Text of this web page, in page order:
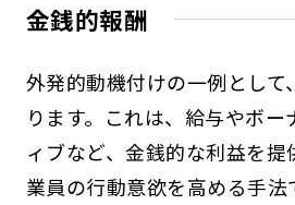
金銭的報酬
外発的動機付けの一例として
ります。これは、給与やボー
ィブなど、金銭的な利益を提
業員の行動意欲を高める手法